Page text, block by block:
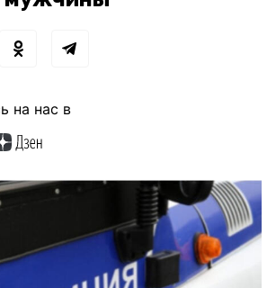
на нас в